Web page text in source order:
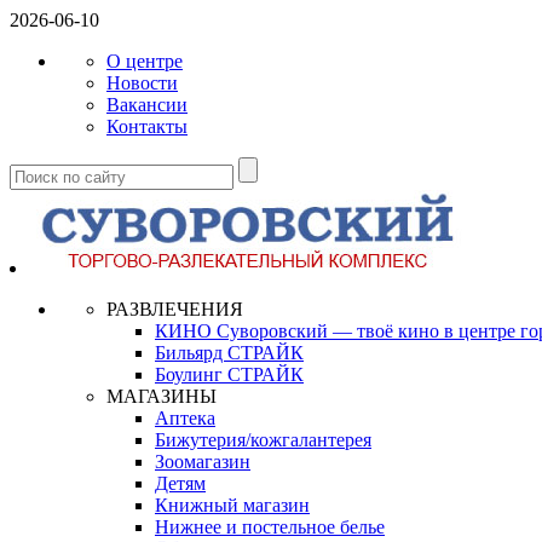
2026-06-10
О центре
Новости
Вакансии
Контакты
РАЗВЛЕЧЕНИЯ
КИНО Суворовский — твоё кино в центре
Бильярд СТРАЙК
Боулинг СТРАЙК
МАГАЗИНЫ
Аптека
Бижутерия/кожгалантерея
Зоомагазин
Детям
Книжный магазин
Нижнее и постельное белье